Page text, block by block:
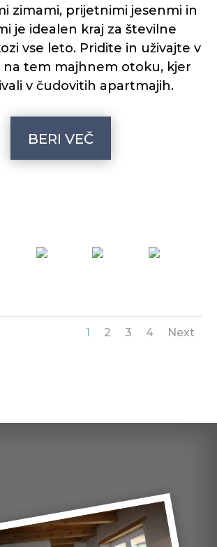
zimami, prijetnimi jesenmi in
je idealen kraj za številne
vse leto. Pridite in uživajte v
na tem majhnem otoku, kjer
v čudovitih apartmajih.
BERI VEČ
1 2 3 4 Next